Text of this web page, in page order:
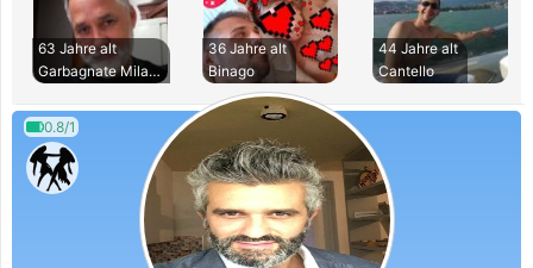
63 Jahre alt
Garbagnate Milanes
36 Jahre alt
Binago
44 Jahre alt
Cantello
0.8/1